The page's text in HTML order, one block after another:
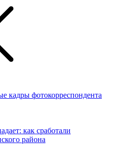
кадры фотокорреспондента
как сработали
района